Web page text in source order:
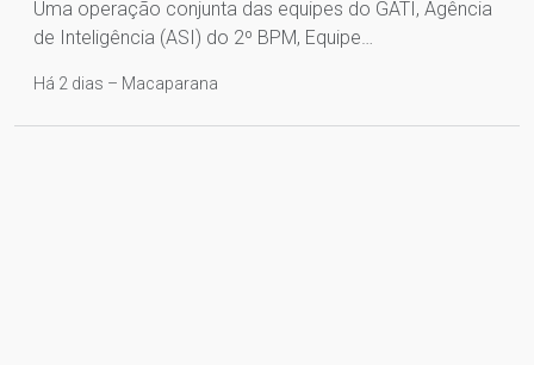
Uma operação conjunta das equipes do GATI, Agência
de Inteligência (ASI) do 2º BPM, Equipe…
Há 2 dias – Macaparana